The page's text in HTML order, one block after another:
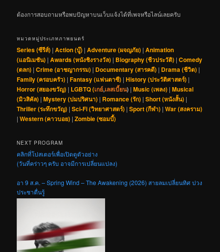
ต้องการสอบถามหรือพบปัญหาบนเว็บแจ้งได้ที่เพจหรือไลน์เลยครับ
หมวดหมู่ประเภทภาพยนตร์
Series (ซีรีส์) |Action (บู๊) |Adventure (ผจญภัย) |Animation
(แอนิเมชัน) |Awards (หนังชิงรางวัล) | Biography (ชีวประวัติ) |Comedy
(ตลก) |Crime (อาชญากรรม) | Documentary (สารคดี) | Drama (ชีวิต) |
Family (ครอบครัว) |Fantasy (แฟนตาซี) |History (ประวัติศาสตร์) |
Horror (สยองขวัญ) | LGBTQ (เกย์,เลสเบี้ยน) |Music (เพลง) |Musical
(มิวสิคัล) |Mystery (ปมปริศนา) | Romance (รัก) |Short (หนังสั้น) |
Thriller (ระทึกขวัญ) |Sci-Fi (วิทยาศาสตร์) |Sport (กีฬา) |War (สงคราม)
|Western (คาวบอย) |Zombie (ซอมบี้)
NEXT PROGRAM
คลิกที่โปสเตอร์เพื่อเปิดดูตัวอย่าง
(วันที่คร่าวๆ ครับ อาจมีการเปลี่ยนแปลง)
อา 9 ส.ค. – Spring Wind – The Awakening (2026) สายลมเปลี่ยนทิศ ปวง
ประชาตื่นรู้